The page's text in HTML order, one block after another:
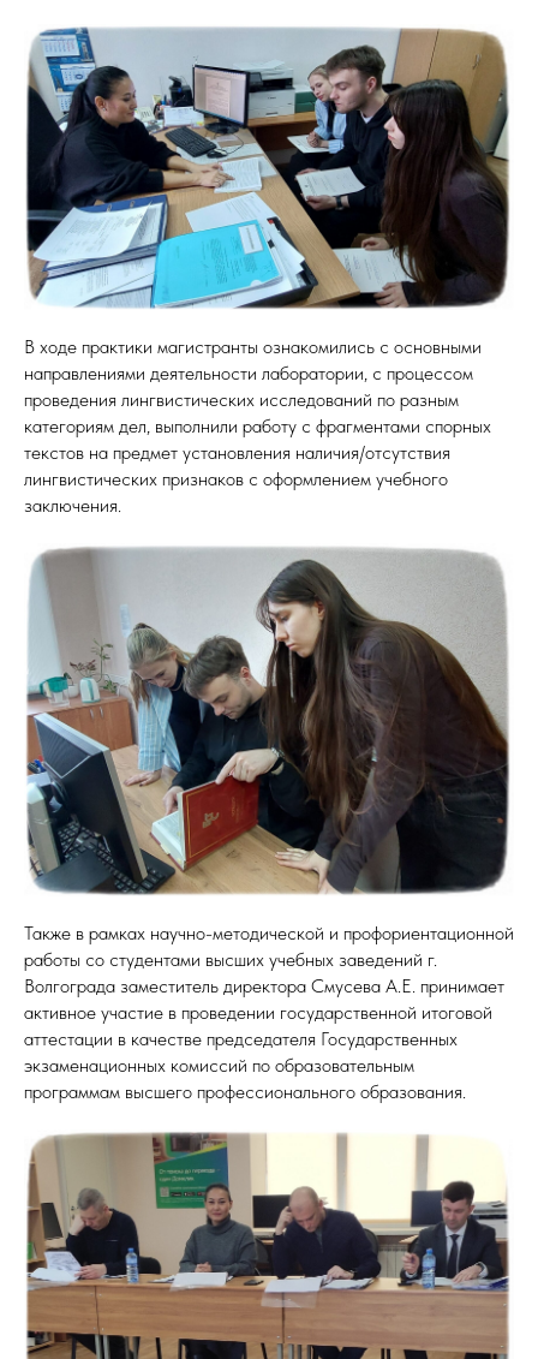
В ходе практики магистранты ознакомились с основными
направлениями деятельности лаборатории, с процессом
проведения лингвистических исследований по разным
категориям дел, выполнили работу с фрагментами спорных
текстов на предмет установления наличия/отсутствия
лингвистических признаков с оформлением учебного
заключения.
Также в рамках научно-методической и профориентационной
работы со студентами высших учебных заведений г.
Волгограда заместитель директора Смусева А.Е. принимает
активное участие в проведении государственной итоговой
аттестации в качестве председателя Государственных
экзаменационных комиссий по образовательным
программам высшего профессионального образования.